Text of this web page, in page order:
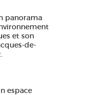
panorama
et son
de-
espace